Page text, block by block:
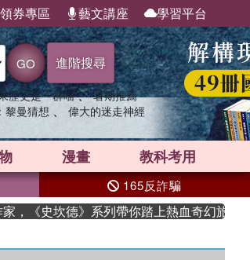
領券專區 藝文講座 學習平台
GO 進階搜尋
歷史是一群喵 、 暑期推薦
黎曼猜想 、 偉大的迷走神經
漫畫 教科考用
165反詐騙
《史坎德》系列帶你踏上熱血奇幻旅程